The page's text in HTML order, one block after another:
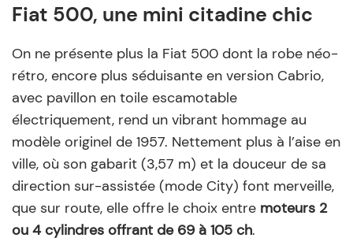
Fiat 500, une mini citadine chic
On ne présente plus la Fiat 500 dont la robe néo-
rétro, encore plus séduisante en version Cabrio,
avec pavillon en toile escamotable
électriquement, rend un vibrant hommage au
modèle originel de 1957. Nettement plus à l’aise en
ville, où son gabarit (3,57 m) et la douceur de sa
direction sur-assistée (mode City) font merveille,
que sur route, elle offre le choix entre moteurs 2
ou 4 cylindres offrant de 69 à 105 ch.